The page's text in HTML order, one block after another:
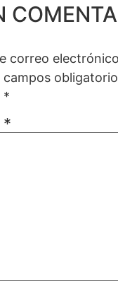
correo
campos
*
*